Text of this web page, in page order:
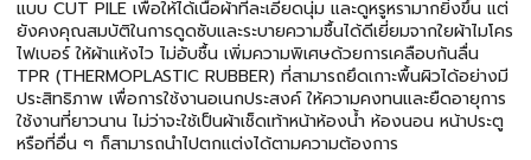
แบบ CUT PILE เพื่อให้ได้เนื้อผ้าที่ละเอียดนุ่ม และดูหรูหรามากยิ่งขึ้น แต่
ยังคงคุณสมบัติในการดูดซับและระบายความชื้นได้ดีเยี่ยมจากใยผ้าไมโคร
ไฟเบอร์ ให้ผ้าแห้งไว ไม่อับชื้น เพิ่มความพิเศษด้วยการเคลือบกันลื่น
TPR (THERMOPLASTIC RUBBER) ที่สามารถยึดเกาะพื้นผิวได้อย่างมี
ประสิทธิภาพ เพื่อการใช้งานอเนกประสงค์ ให้ความคงทนและยืดอายุการ
ใช้งานที่ยาวนาน ไม่ว่าจะใช้เป็นผ้าเช็ดเท้าหน้าห้องน้ำ ห้องนอน หน้าประตู
หรือที่อื่น ๆ ก็สามารถนำไปตกแต่งได้ตามความต้องการ